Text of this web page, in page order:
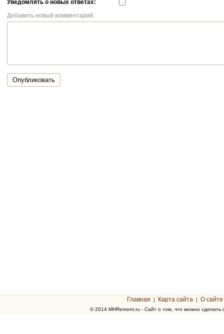
Уведомлять о новых ответах:
Добавить новый комментарий:
Опубликовать
Главная ¦ Карта сайта ¦ О сайте
© 2014 MHRemont.ru - Сайт о том, что можно сделать